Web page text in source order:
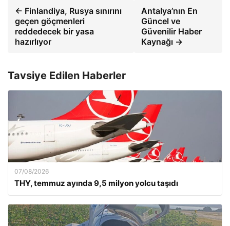
← Finlandiya, Rusya sınırını
geçen göçmenleri
reddedecek bir yasa
hazırlıyor
Antalya’nın En
Güncel ve
Güvenilir Haber
Kaynağı →
Tavsiye Edilen Haberler
07/08/2026
THY, temmuz ayında 9,5 milyon yolcu taşıdı